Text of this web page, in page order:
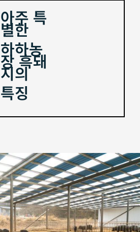
아주 특
별한
하하농
장 흑돼
지의
특징